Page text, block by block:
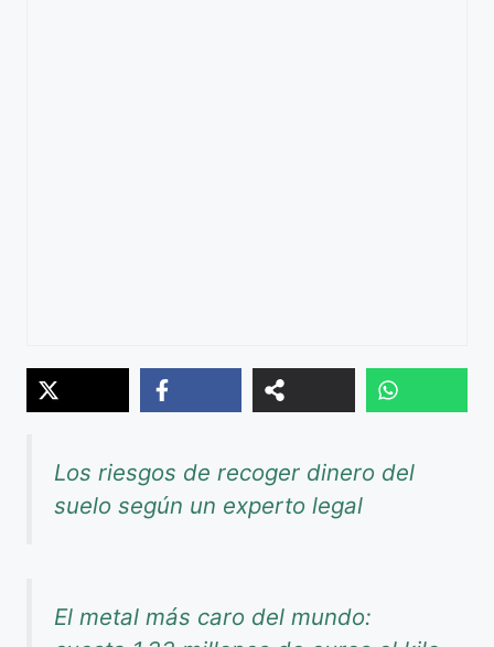
Los riesgos de recoger dinero del
suelo según un experto legal
El metal más caro del mundo: